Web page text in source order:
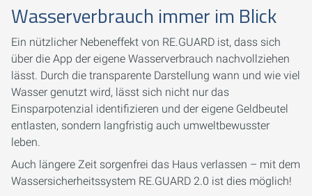
Wasserverbrauch immer im Blick
Ein nützlicher Nebeneffekt von RE.GUARD ist, dass sich
über die App der eigene Wasserverbrauch nachvollziehen
lässt. Durch die transparente Darstellung wann und wie viel
Wasser genutzt wird, lässt sich nicht nur das
Einsparpotenzial identifizieren und der eigene Geldbeutel
entlasten, sondern langfristig auch umweltbewusster
leben.
Auch längere Zeit sorgenfrei das Haus verlassen – mit dem
Wassersicherheitssystem RE.GUARD 2.0 ist dies möglich!